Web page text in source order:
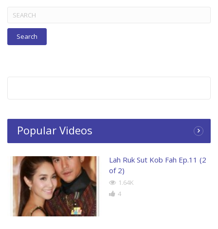
Search
for:
Popular Videos
Lah Ruk Sut Kob Fah Ep.11 (2
of 2)
1.64K
4